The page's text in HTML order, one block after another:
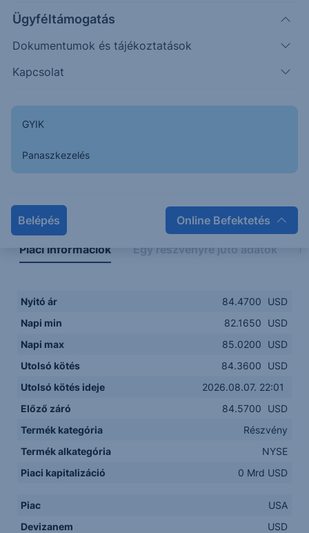
Ügyféltámogatás
Dokumentumok és tájékoztatások
Kapcsolat
GYIK
Panaszkezelés
Belépés Online Befektetés
82.0000
Napon belüli Historikus
Piaci információk Egy részvényre jutó adatok
Nyitó ár 84.4700
USD
Napi min
82.1650
USD
Napi max
85.0200
USD
Utolsó kötés
84.3600
USD
Utolsó kötés ideje
2026.08.07. 22:01
Előző záró
84.5700
USD
Termék kategória
Részvény
Termék alkategória
NYSE
Piaci kapitalizáció
0 Mrd USD
Piac
USA
Devizanem
USD